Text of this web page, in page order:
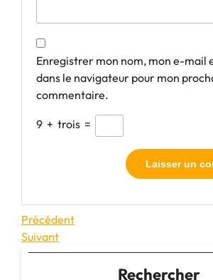
Enregistrer mon nom, mon e-mail
dans le navigateur pour mon
commentaire.
9 + trois =
Navigation
de
Article
précédent
Précédent
Article
suivant
Suivant
Rechercher